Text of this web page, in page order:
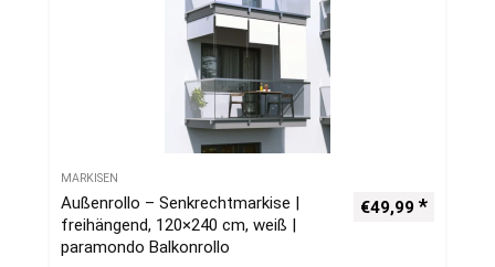
MARKISEN
Außenrollo – Senkrechtmarkise |
freihängend, 120×240 cm, weiß |
paramondo Balkonrollo
€49,99